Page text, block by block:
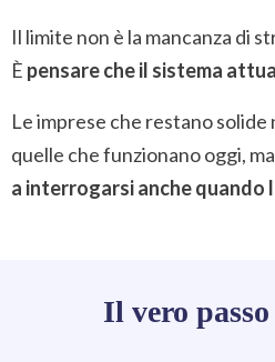
Il limite non è la mancanza di
È pensare che il sistema
Le imprese che restano solide
quelle che funzionano oggi,
a interrogarsi anche quando
Il vero